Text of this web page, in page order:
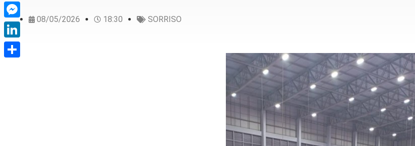
08/05/2026 18:30 SORRISO
Twitter
Messenger
LinkedIn